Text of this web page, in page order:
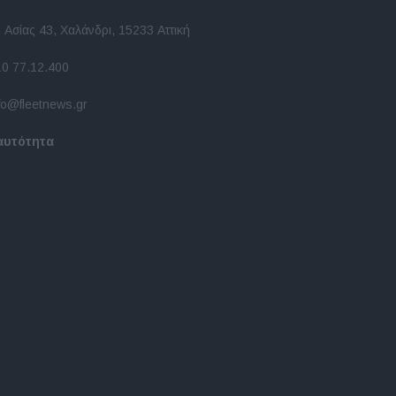
43, Χαλάνδρι, 15233 Αττική
77.12.400